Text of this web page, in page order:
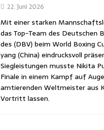
22. Juni 2026
Mit einer star­ken
das Top-Team des Deut­schen
des (DBV) beim World Boxing
yang (Chi­na) ein­drucks­voll
Sieg­leis­tun­gen muss­te Niki­ta
Fina­le in einem Kampf auf
amtie­ren­den Welt­meis­ter aus
Vor­tritt lassen.